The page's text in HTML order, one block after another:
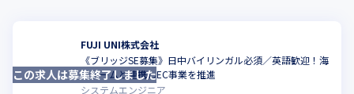
FUJI UNI株式会社
《ブリッジSE募集》日中バイリンガル必須／英語歓迎！海
外チームと連携しEC事業を推進
システムエンジニア
この求人は募集終了しました